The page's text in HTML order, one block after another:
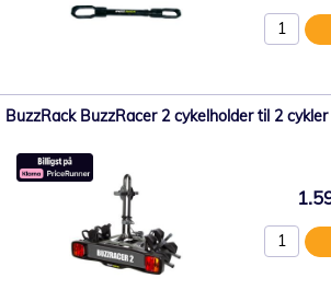
BuzzRack BuzzRacer 2 cykelholder til 2